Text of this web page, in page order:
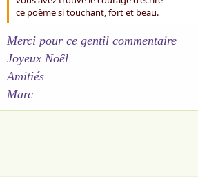
ce poème si touchant, fort et beau.
Merci pour ce gentil commentaire
Joyeux Noêl
Amitiés
Marc